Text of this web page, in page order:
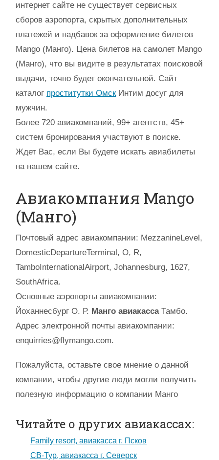
интернет сайте не существует сервисных
сборов аэропорта, скрытых дополнительных
платежей и надбавок за оформление билетов
Mango (Манго). Цена билетов на самолет Mango
(Манго), что вы видите в результатах поисковой
выдачи, точно будет окончательной. Сайт
каталог проститутки ОмскИнтим досуг для
мужчин.
Более 720 авиакомпаний, 99+ агентств, 45+
систем бронирования участвуют в поиске.
Ждет Вас, если Вы будете искать авиабилеты
на нашем сайте.
Авиакомпания Mango
(Манго)
Почтовый адрес авиакомпании: MezzanineLevel,
DomesticDepartureTerminal, O, R,
TamboInternationalAirport, Johannesburg, 1627,
SouthAfrica.
Основные аэропорты авиакомпании:
Йоханнесбург О. Р. Манго авиакассаТамбо.
Адрес электронной почты авиакомпании:
enquirries@flymango.com.
Пожалуйста, оставьте свое мнение о данной
компании, чтобы другие люди могли получить
полезную информацию о компании Манго
Читайте о других авиакассах:
Family resort, авиакасса г. Псков
СВ-Тур, авиакасса г. Северск